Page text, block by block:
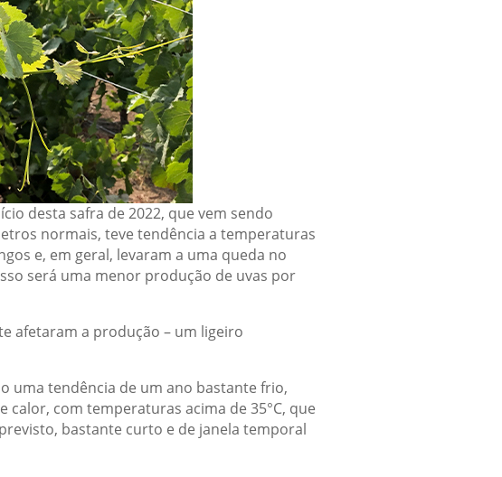
desta safra de 2022, que vem sendo
normais, teve tendência a temperaturas
e, em geral, levaram a uma queda no
será uma menor produção de uvas por
afetaram a produção – um ligeiro
uma tendência de um ano bastante frio,
com temperaturas acima de 35°C, que
bastante curto e de janela temporal